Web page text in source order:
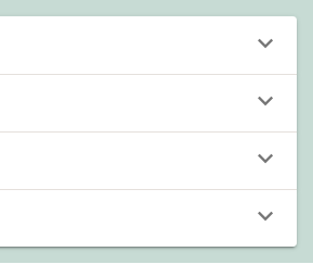
keyboard_arrow_down
keyboard_arrow_down
keyboard_arrow_down
keyboard_arrow_down